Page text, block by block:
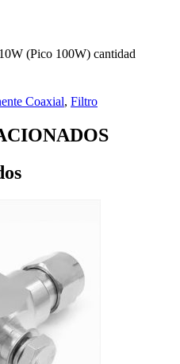
(Pico 100W) cantidad
Coaxial, Filtro